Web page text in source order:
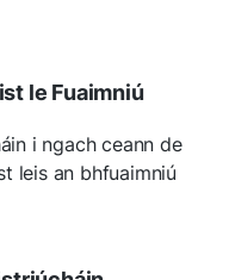
le Fuaimniú
i ngach ceann de
leis an bhfuaimniú